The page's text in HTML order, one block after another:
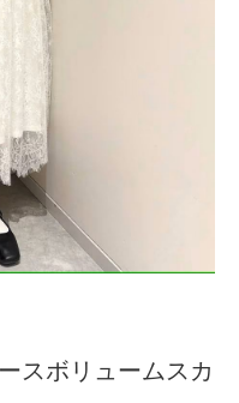
スボリュームスカ